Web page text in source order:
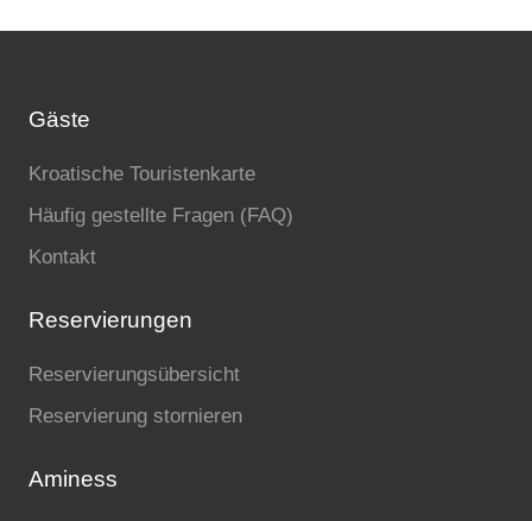
Gäste
Kroatische Touristenkarte
Häufig gestellte Fragen (FAQ)
Kontakt
Reservierungen
Reservierungsübersicht
Reservierung stornieren
Aminess